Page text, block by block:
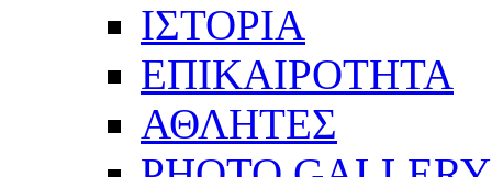
ΙΣΤΟΡΙΑ
ΕΠΙΚΑΙΡΟΤΗΤΑ
ΑΘΛΗΤΕΣ